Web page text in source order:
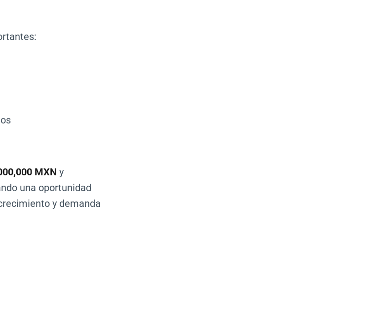
MXN y
una oportunidad
y demanda